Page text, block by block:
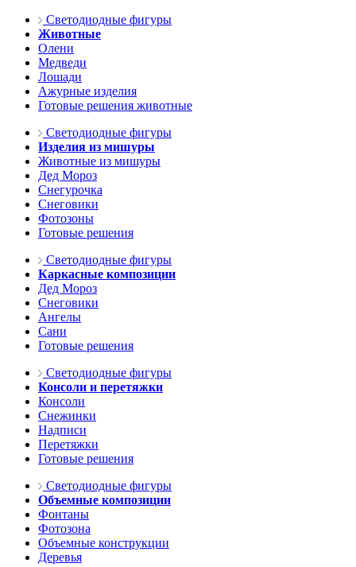
Светодиодные фигуры
Животные
Олени
Медведи
Лошади
Ажурные изделия
Готовые решения животные
Светодиодные фигуры
Изделия из мишуры
Животные из мишуры
Дед Мороз
Снегурочка
Снеговики
Фотозоны
Готовые решения
Светодиодные фигуры
Каркасные композиции
Дед Мороз
Снеговики
Ангелы
Сани
Готовые решения
Светодиодные фигуры
Консоли и перетяжки
Консоли
Снежинки
Надписи
Перетяжки
Готовые решения
Светодиодные фигуры
Объемные композиции
Фонтаны
Фотозона
Объемные конструкции
Деревья